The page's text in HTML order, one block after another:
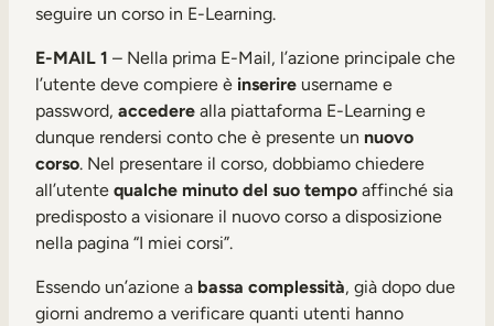
seguire un corso in E-Learning.
E-MAIL 1 – Nella prima E-Mail, l’azione principale che
l’utente deve compiere è inserire username e
password, accedere alla piattaforma E-Learning e
dunque rendersi conto che è presente un nuovo
corso. Nel presentare il corso, dobbiamo chiedere
all’utente qualche minuto del suo tempo affinché sia
predisposto a visionare il nuovo corso a disposizione
nella pagina “I miei corsi”.
Essendo un’azione a bassa complessità, già dopo due
giorni andremo a verificare quanti utenti hanno